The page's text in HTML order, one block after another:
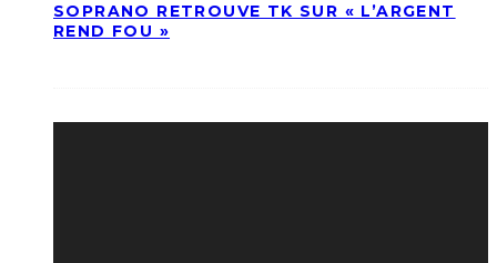
SOPRANO RETROUVE TK SUR « L’ARGENT
REND FOU »